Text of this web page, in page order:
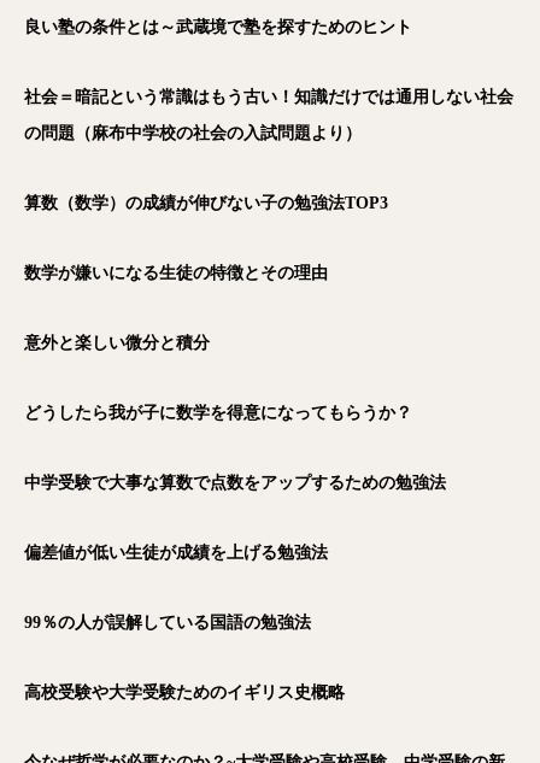
良い塾の条件とは～武蔵境で塾を探すためのヒント
社会＝暗記という常識はもう古い！知識だけでは通用しない社会
の問題（麻布中学校の社会の入試問題より）
算数（数学）の成績が伸びない子の勉強法TOP3
数学が嫌いになる生徒の特徴とその理由
意外と楽しい微分と積分
どうしたら我が子に数学を得意になってもらうか？
中学受験で大事な算数で点数をアップするための勉強法
偏差値が低い生徒が成績を上げる勉強法
99％の人が誤解している国語の勉強法
高校受験や大学受験ためのイギリス史概略